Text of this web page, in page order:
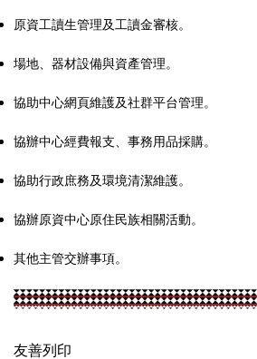
原資工讀生管理及工讀金審核。
場地、器材設備與資產管理。
協助中心網頁維護及社群平台管理。
協辦中心經費報支、事務用品採購。
協助行政庶務及環境清潔維護。
協辦原資中心原住民族相關活動。
其他主管交辦事項。
友善列印